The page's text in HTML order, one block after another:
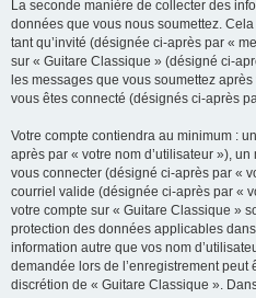
La seconde manière de collecter des
données que vous nous soumettez.
tant qu’invité (désignée ci-après par «
sur « Guitare Classique » (désigné ci-
les messages que vous soumettez
vous êtes connecté (désignés ci-après
Votre compte contiendra au minimum :
après par « votre nom d’utilisateur »),
vous connecter (désigné ci-après par «
courriel valide (désignée ci-après par «
votre compte sur « Guitare Classique »
protection des données applicables
information autre que vos nom
demandée lors de l’enregistrement
discrétion de « Guitare Classique ».